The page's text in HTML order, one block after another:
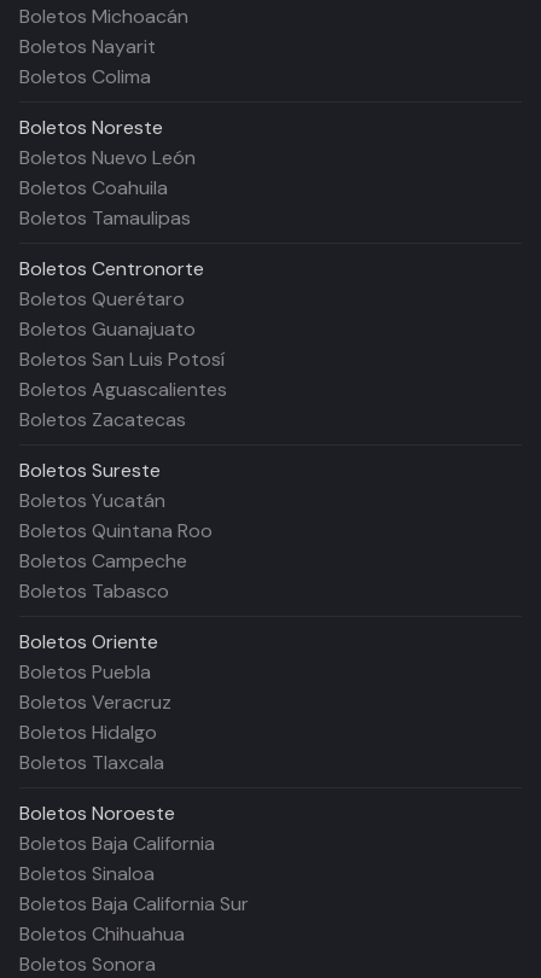
Boletos Michoacán
Boletos Nayarit
Boletos Colima
Boletos Noreste
Boletos Nuevo León
Boletos Coahuila
Boletos Tamaulipas
Boletos Centronorte
Boletos Querétaro
Boletos Guanajuato
Boletos San Luis Potosí
Boletos Aguascalientes
Boletos Zacatecas
Boletos Sureste
Boletos Yucatán
Boletos Quintana Roo
Boletos Campeche
Boletos Tabasco
Boletos Oriente
Boletos Puebla
Boletos Veracruz
Boletos Hidalgo
Boletos Tlaxcala
Boletos Noroeste
Boletos Baja California
Boletos Sinaloa
Boletos Baja California Sur
Boletos Chihuahua
Boletos Sonora